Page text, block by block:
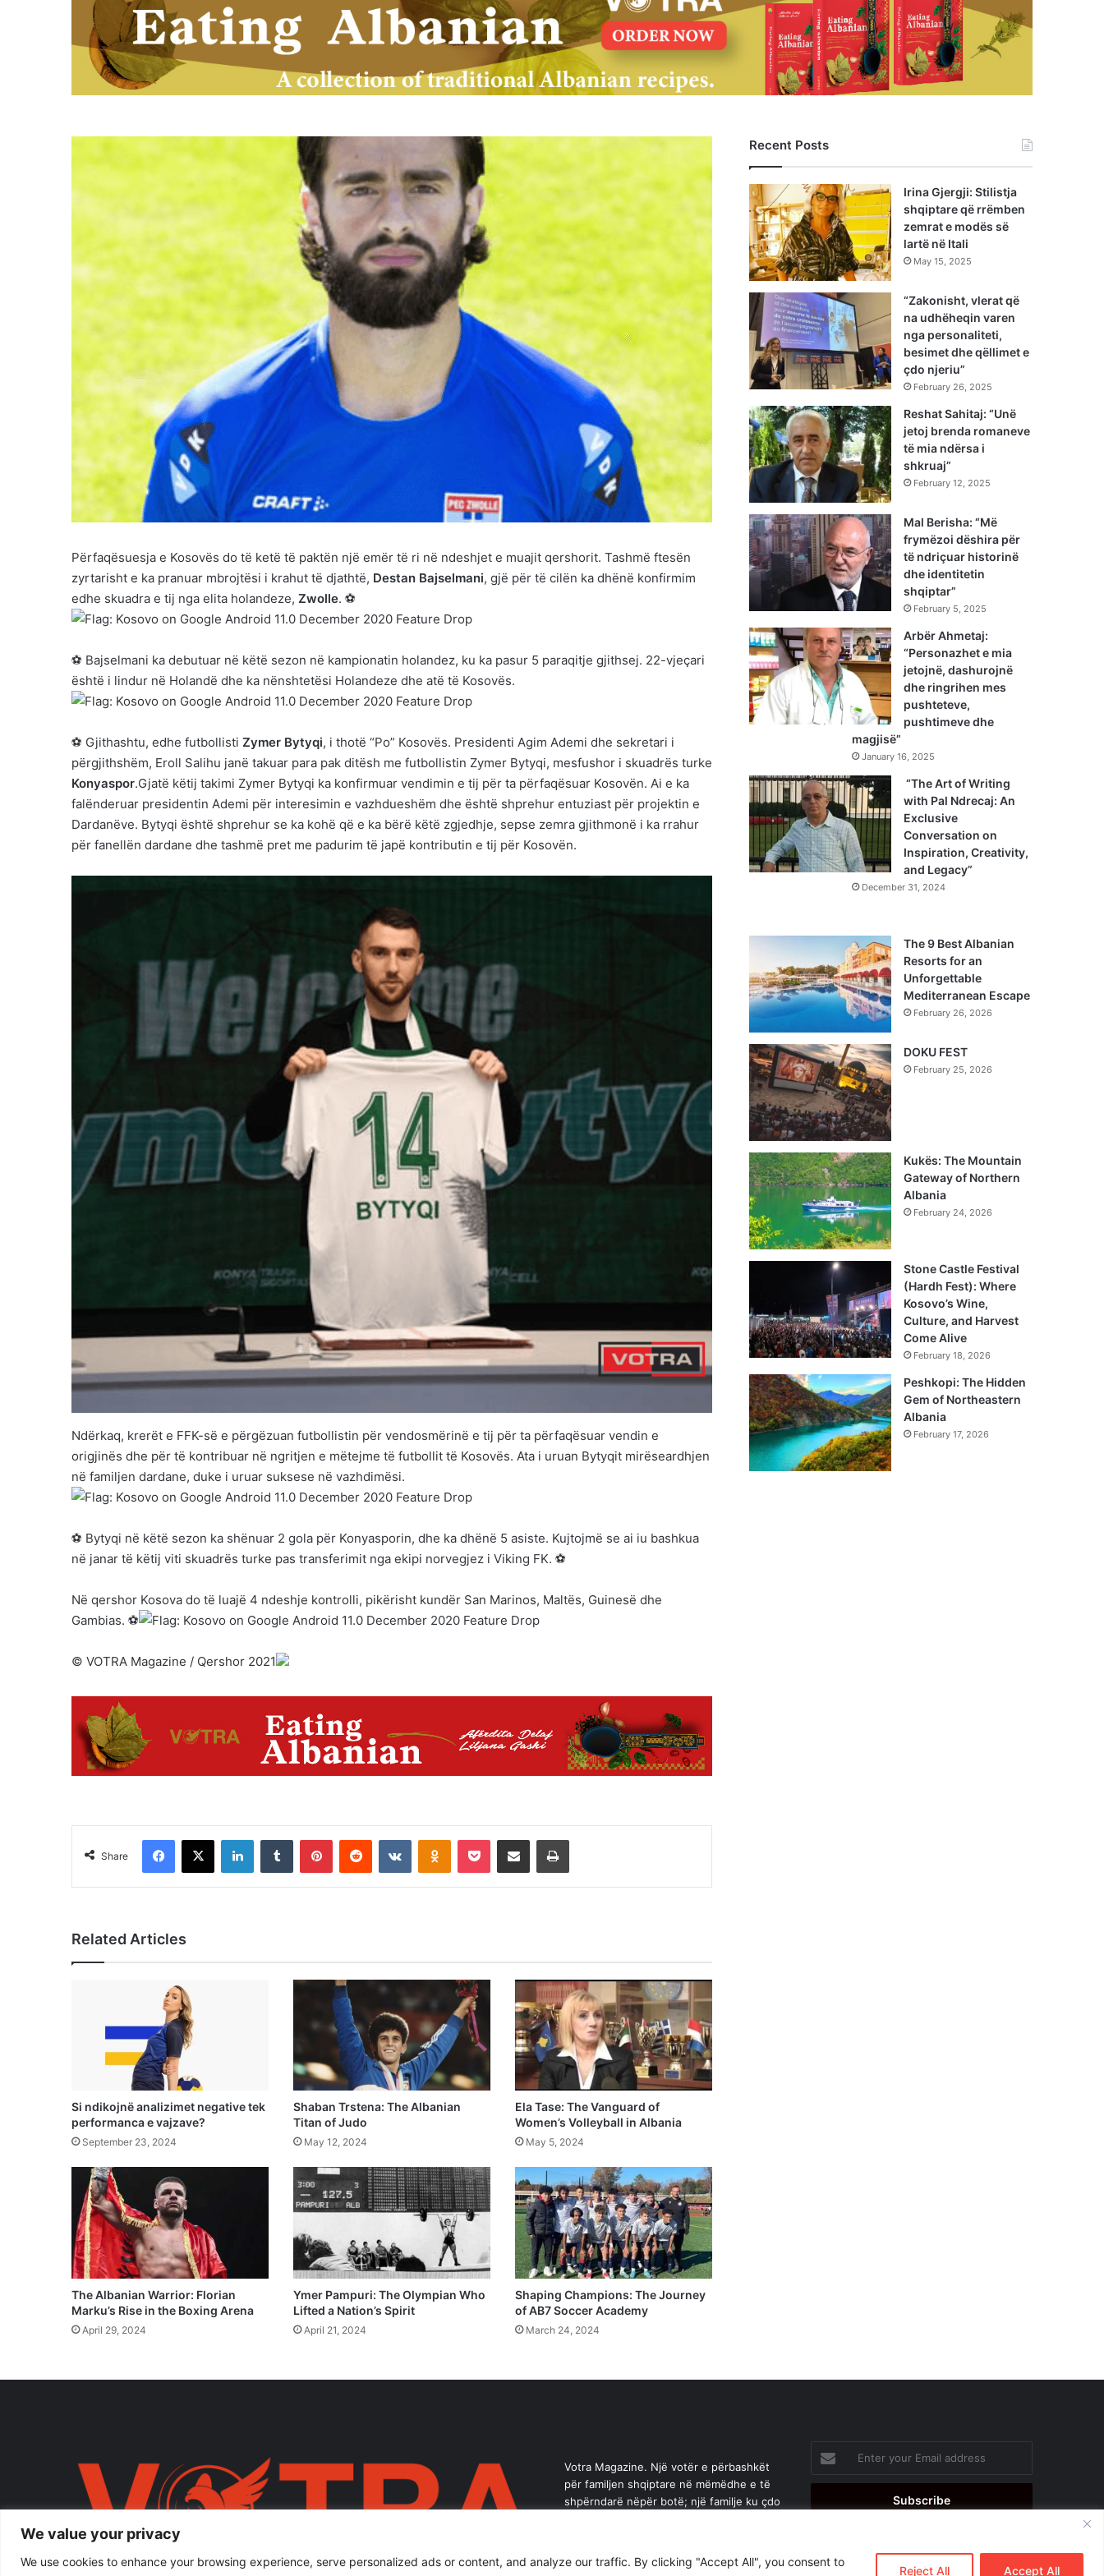
We value your privacy
We use cookies to enhance your browsing experience, serve personalized ads or content, and analyze our traffic. By clicking "Accept All", you consent to
Reject All Accept All
Përfaqësuesja e Kosovës do të ketë të paktën një emër të ri në ndeshjet e muajit qershorit. Tashmë ftesën
zyrtarisht e ka pranuar mbrojtësi i krahut të djathtë, Destan Bajselmani, gjë për të cilën ka dhënë konfirmim
edhe skuadra e tij nga elita holandeze, Zwolle. ⚽
⚽ Bajselmani ka debutuar në këtë sezon në kampionatin holandez, ku ka pasur 5 paraqitje gjithsej. 22-vjeçari
është i lindur në Holandë dhe ka nënshtetësi Holandeze dhe atë të Kosovës.
⚽ Gjithashtu, edhe futbollisti Zymer Bytyqi, i thotë “Po” Kosovës. Presidenti Agim Ademi dhe sekretari i
përgjithshëm, Eroll Salihu janë takuar para pak ditësh me futbollistin Zymer Bytyqi, mesfushor i skuadrës turke
Konyaspor.Gjatë këtij takimi Zymer Bytyqi ka konfirmuar vendimin e tij për ta përfaqësuar Kosovën. Ai e ka
falënderuar presidentin Ademi për interesimin e vazhdueshëm dhe është shprehur entuziast për projektin e
Dardanëve. Bytyqi është shprehur se ka kohë që e ka bërë këtë zgjedhje, sepse zemra gjithmonë i ka rrahur
për fanellën dardane dhe tashmë pret me padurim të japë kontributin e tij për Kosovën.
Ndërkaq, krerët e FFK-së e përgëzuan futbollistin për vendosmërinë e tij për ta përfaqësuar vendin e
origjinës dhe për të kontribuar në ngritjen e mëtejme të futbollit të Kosovës. Ata i uruan Bytyqit mirëseardhjen
në familjen dardane, duke i uruar suksese në vazhdimësi.
⚽ Bytyqi në këtë sezon ka shënuar 2 gola për Konyasporin, dhe ka dhënë 5 asiste. Kujtojmë se ai iu bashkua
në janar të këtij viti skuadrës turke pas transferimit nga ekipi norvegjez i Viking FK. ⚽
Në qershor Kosova do të luajë 4 ndeshje kontrolli, pikërisht kundër San Marinos, Maltës, Guinesë dhe
Gambias. ⚽
©️ VOTRA Magazine / Qershor 2021
Share
Facebook
X LinkedInTumblr PinterestReddit VKontakteOdnoklassniki
Pocket Share via Email Print
Related Articles
Si ndikojnë analizimet negative tek
performanca e vajzave?
September 23, 2024
Shaban Trstena: The Albanian
Titan of Judo
May 12, 2024
Ela Tase: The Vanguard of
Women’s Volleyball in Albania
May 5, 2024
The Albanian Warrior: Florian
Marku’s Rise in the Boxing Arena
April 29, 2024
Ymer Pampuri: The Olympian Who
Lifted a Nation’s Spirit
April 21, 2024
Shaping Champions: The Journey
of AB7 Soccer Academy
March 24, 2024
Recent Posts
Irina Gjergji: Stilistja
shqiptare që rrëmben
zemrat e modës së
lartë në Itali
May 15, 2025
“Zakonisht, vlerat që
na udhëheqin varen
nga personaliteti,
besimet dhe qëllimet e
çdo njeriu”
February 26, 2025
Reshat Sahitaj: “Unë
jetoj brenda romaneve
të mia ndërsa i
shkruaj”
February 12, 2025
Mal Berisha: “Më
frymëzoi dëshira për
të ndriçuar historinë
dhe identitetin
shqiptar”
February 5, 2025
Arbër Ahmetaj:
“Personazhet e mia
jetojnë, dashurojnë
dhe ringrihen mes
pushteteve,
pushtimeve dhe
magjisë”
January 16, 2025
“The Art of Writing
with Pal Ndrecaj: An
Exclusive
Conversation on
Inspiration, Creativity,
and Legacy”
December 31, 2024
The 9 Best Albanian
Resorts for an
Unforgettable
Mediterranean Escape
February 26, 2026
DOKU FEST
February 25, 2026
Kukës: The Mountain
Gateway of Northern
Albania
February 24, 2026
Stone Castle Festival
(Hardh Fest): Where
Kosovo’s Wine,
Culture, and Harvest
Come Alive
February 18, 2026
Peshkopi: The Hidden
Gem of Northeastern
Albania
February 17, 2026
Votra Magazine. Një votër e përbashkët
për familjen shqiptare në mëmëdhe e të
shpërndarë nëpër botë; një familje ku çdo
your
Email